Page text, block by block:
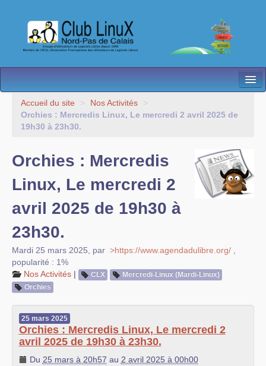
L’Association
Nos Activités
Les antennes
Accueil du site > Nos Activités
>
Orchies : Mercredis Linux, Le mercredi 2 avril 2025 de
19h30 à 23h30.
Orchies : Mercredis
Linux, Le mercredi 2
avril 2025 de 19h30 à
23h30.
Mardi 25 mars 2025 par >https://www.agendadulibre.org/
popularité : 1%
Nos Activités | CLX
Mercredi-Linux (Mardi-Linux)
Orchies
25 mars 2025
Orchies : Mercredis Linux, Le mercredi 2
avril 2025 de 19h30 à 23h30.
Du 25 mars à 20h57 au 2 avril 2025 à 00h00